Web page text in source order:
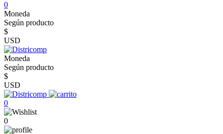
0
Moneda
Según producto
$
USD
Moneda
Según producto
$
USD
0
0